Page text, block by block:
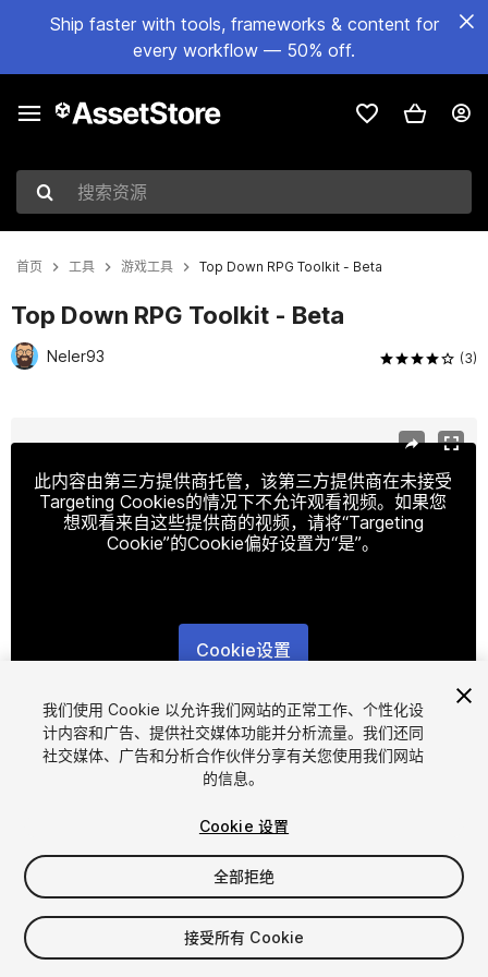
Ship faster with tools, frameworks & content for
every workflow — 50% off.
搜索资源
首页 工具 游戏工具 Top Down RPG Toolkit - Beta
Top Down RPG Toolkit - Beta
Neler93 (3)
此内容由第三方提供商托管，该第三方提供商在未接受
Targeting Cookies的情况下不允许观看视频。如果您
想观看来自这些提供商的视频，请将“Targeting
Cookie”的Cookie偏好设置为“是”。
Cookie设置
1/7
$25
席位
我们使用 Cookie 以允许我们网站的正常工作、个性化设
计内容和广告、提供社交媒体功能并分析流量。我们还同
社交媒体、广告和分析合作伙伴分享有关您使用我们网站
的信息。
Cookie 设置
全部拒绝
接受所有 Cookie